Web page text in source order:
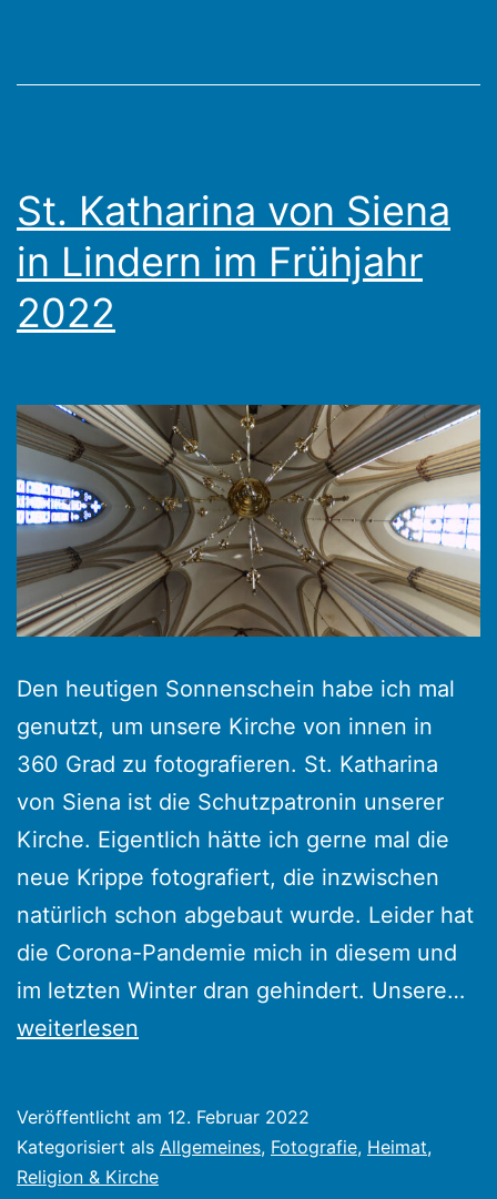
Wetter.
St. Katharina von Siena
in Lindern im Frühjahr
2022
Den heutigen Sonnenschein habe ich mal
genutzt, um unsere Kirche von innen in
360 Grad zu fotografieren. St. Katharina
von Siena ist die Schutzpatronin unserer
Kirche. Eigentlich hätte ich gerne mal die
neue Krippe fotografiert, die inzwischen
natürlich schon abgebaut wurde. Leider hat
die Corona-Pandemie mich in diesem und
im letzten Winter dran gehindert. Unsere…
weiterlesen
Veröffentlicht am 12. Februar 2022
Kategorisiert als Allgemeines, Fotografie, Heimat,
Religion & Kirche